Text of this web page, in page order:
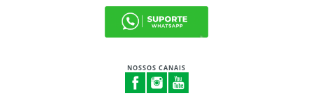
NOSSOS CANAIS